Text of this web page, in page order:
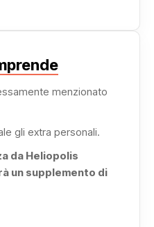
menzionato
gli extra personali.
da Heliopolis
un supplemento di